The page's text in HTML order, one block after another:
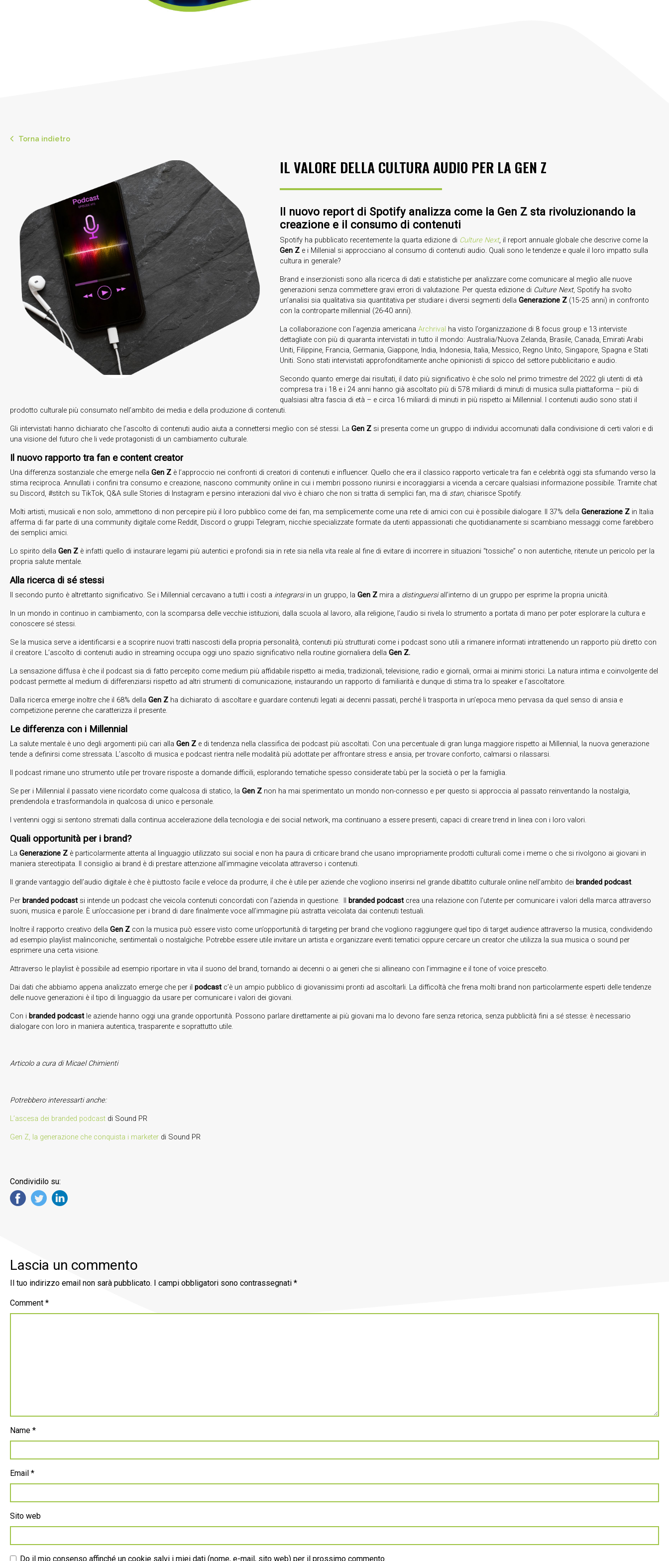
Torna indietro
IL VALORE DELLA CULTURA AUDIO PER LA GEN Z
Il nuovo report di Spotify analizza come la Gen Z sta rivoluzionando la
creazione e il consumo di contenuti
Spotify ha pubblicato recentemente la quarta edizione di Culture Next, il report annuale globale che descrive come la
Gen Ze i Millenial si approcciano al consumo di contenuti audio. Quali sono le tendenze e quale il loro impatto sulla
cultura in generale?
Brand e inserzionisti sono alla ricerca di dati e statistiche per analizzare come comunicare al meglio alle nuove
generazioni senza commettere gravi errori di valutazione. Per questa edizione di Culture Next, Spotify ha svolto
un’analisi sia qualitativa sia quantitativa per studiare i diversi segmenti della Generazione Z (15-25 anni) in confronto
con la controparte millennial (26-40 anni).
La collaborazione con l’agenzia americana Archrival ha visto l’organizzazione di 8 focus group e 13 interviste
dettagliate con più di quaranta intervistati in tutto il mondo: Australia/Nuova Zelanda, Brasile, Canada, Emirati Arabi
Uniti, Filippine, Francia, Germania, Giappone, India, Indonesia, Italia, Messico, Regno Unito, Singapore, Spagna e Stati
Uniti. Sono stati intervistati approfonditamente anche opinionisti di spicco del settore pubblicitario e audio.
Secondo quanto emerge dai risultati, il dato più significativo è che solo nel primo trimestre del 2022 gli utenti di età
compresa tra i 18 e i 24 anni hanno già ascoltato più di 578 miliardi di minuti di musica sulla piattaforma – più di
qualsiasi altra fascia di età – e circa 16 miliardi di minuti in più rispetto ai Millennial. I contenuti audio sono stati il
prodotto culturale più consumato nell’ambito dei media e della produzione di contenuti.
Gli intervistati hanno dichiarato che l’ascolto di contenuti audio aiuta a connettersi meglio con sé stessi. La Gen Z si presenta come un gruppo di individui accomunati dalla condivisione di certi valori e di
una visione del futuro che li vede protagonisti di un cambiamento culturale.
Il nuovo rapporto tra fan e content creator
Una differenza sostanziale che emerge nella Gen Z è l’approccio nei confronti di creatori di contenuti e influencer. Quello che era il classico rapporto verticale tra fan e celebrità oggi sta sfumando verso la
stima reciproca. Annullati i confini tra consumo e creazione, nascono community online in cui i membri possono riunirsi e incoraggiarsi a vicenda a cercare qualsiasi informazione possibile. Tramite chat
su Discord, #stitch su TikTok, Q&A sulle Stories di Instagram e persino interazioni dal vivo è chiaro che non si tratta di semplici fan, ma di stan, chiarisce Spotify.
Molti artisti, musicali e non solo, ammettono di non percepire più il loro pubblico come dei fan, ma semplicemente come una rete di amici con cui è possibile dialogare. Il 37% della Generazione Z in Italia
afferma di far parte di una community digitale come Reddit, Discord o gruppi Telegram, nicchie specializzate formate da utenti appassionati che quotidianamente si scambiano messaggi come farebbero
dei semplici amici.
Lo spirito della Gen Z è infatti quello di instaurare legami più autentici e profondi sia in rete sia nella vita reale al fine di evitare di incorrere in situazioni “tossiche” o non autentiche, ritenute un pericolo per la
propria salute mentale.
Alla ricerca di sé stessi
Il secondo punto è altrettanto significativo. Se i Millennial cercavano a tutti i costi a integrarsiin un gruppo, la Gen Z mira a distinguersiall’interno di un gruppo per esprime la propria unicità.
In un mondo in continuo in cambiamento, con la scomparsa delle vecchie istituzioni, dalla scuola al lavoro, alla religione, l’audio si rivela lo strumento a portata di mano per poter esplorare la cultura e
conoscere sé stessi.
Se la musica serve a identificarsi e a scoprire nuovi tratti nascosti della propria personalità, contenuti più strutturati come i podcast sono utili a rimanere informati intrattenendo un rapporto più diretto con
il creatore. L’ascolto di contenuti audio in streaming occupa oggi uno spazio significativo nella routine giornaliera della Gen Z.
La sensazione diffusa è che il podcast sia di fatto percepito come medium più affidabile rispetto ai media, tradizionali, televisione, radio e giornali, ormai ai minimi storici. La natura intima e coinvolgente del
podcast permette al medium di differenziarsi rispetto ad altri strumenti di comunicazione, instaurando un rapporto di familiarità e dunque di stima tra lo speaker e l’ascoltatore.
Dalla ricerca emerge inoltre che il 68% della Gen Z ha dichiarato di ascoltare e guardare contenuti legati ai decenni passati, perché li trasporta in un’epoca meno pervasa da quel senso di ansia e
competizione perenne che caratterizza il presente.
Le differenza con i Millennial
La salute mentale è uno degli argomenti più cari alla Gen Z e di tendenza nella classifica dei podcast più ascoltati. Con una percentuale di gran lunga maggiore rispetto ai Millennial, la nuova generazione
tende a definirsi come stressata. L’ascolto di musica e podcast rientra nelle modalità più adottate per affrontare stress e ansia, per trovare conforto, calmarsi o rilassarsi.
Il podcast rimane uno strumento utile per trovare risposte a domande difficili, esplorando tematiche spesso considerate tabù per la società o per la famiglia.
Se per i Millennial il passato viene ricordato come qualcosa di statico, la Gen Z non ha mai sperimentato un mondo non-connesso e per questo si approccia al passato reinventando la nostalgia,
prendendola e trasformandola in qualcosa di unico e personale.
I ventenni oggi si sentono stremati dalla continua accelerazione della tecnologia e dei social network, ma continuano a essere presenti, capaci di creare trend in linea con i loro valori.
Quali opportunità per i brand?
La Generazione Z è particolarmente attenta al linguaggio utilizzato sui social e non ha paura di criticare brand che usano impropriamente prodotti culturali come i meme o che si rivolgono ai giovani in
maniera stereotipata. Il consiglio ai brand è di prestare attenzione all’immagine veicolata attraverso i contenuti.
Il grande vantaggio dell’audio digitale è che è piuttosto facile e veloce da produrre, il che è utile per aziende che vogliono inserirsi nel grande dibattito culturale online nell’ambito dei branded podcast.
Per branded podcastsi intende un podcast che veicola contenuti concordati con l’azienda in questione. Il branded podcastcrea una relazione con l’utente per comunicare i valori della marca attraverso
suoni, musica e parole. È un’occasione per i brand di dare finalmente voce all’immagine più astratta veicolata dai contenuti testuali.
Inoltre il rapporto creativo della Gen Z con la musica può essere visto come un’opportunità di targeting per brand che vogliono raggiungere quel tipo di target audience attraverso la musica, condividendo
ad esempio playlist malinconiche, sentimentali o nostalgiche. Potrebbe essere utile invitare un artista e organizzare eventi tematici oppure cercare un creator che utilizza la sua musica o sound per
esprimere una certa visione.
Attraverso le playlist è possibile ad esempio riportare in vita il suono del brand, tornando ai decenni o ai generi che si allineano con l’immagine e il tone of voice prescelto.
Dai dati che abbiamo appena analizzato emerge che per il podcast c’è un ampio pubblico di giovanissimi pronti ad ascoltarli. La difficoltà che frena molti brand non particolarmente esperti delle tendenze
delle nuove generazioni è il tipo di linguaggio da usare per comunicare i valori dei giovani.
Con i branded podcastle aziende hanno oggi una grande opportunità. Possono parlare direttamente ai più giovani ma lo devono fare senza retorica, senza pubblicità fini a sé stesse: è necessario
dialogare con loro in maniera autentica, trasparente e soprattutto utile.
Articolo a cura di Micael Chimienti
Potrebbero interessarti anche:
L’ascesa dei branded podcast di Sound PR
Gen Z, la generazione che conquista i marketer di Sound PR
Condividilo su:
Lascia un commento
Il tuo indirizzo email non sarà pubblicato. I campi obbligatori sono contrassegnati *
Comment *
Name *
Email *
Sito web
Do il mio consenso affinché un cookie salvi i miei dati (nome, e-mail, sito web) per il prossimo commento.